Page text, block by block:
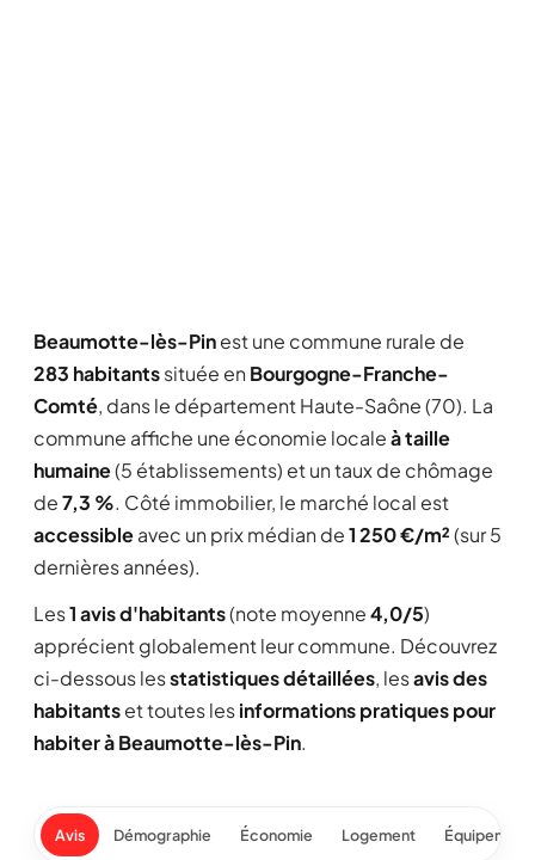
Beaumotte-lès-Pinest une commune rurale de
283 habitantssituée en Bourgogne-Franche-
Comté, dans le département Haute-Saône (70). La
commune affiche une économie localeà taille
humaine(5 établissements) et un taux de chômage
de7,3 %. Côté immobilier, le marché local est
accessibleavec un prix médian de1 250 €/m²(sur 5
dernières années).
Les1 avis d'habitants(note moyenne4,0/5)
apprécient globalement leur commune. Découvrez
ci-dessous lesstatistiques détaillées, lesavis des
habitantset toutes lesinformations pratiques pour
habiter à Beaumotte-lès-Pin.
Avis Démographie Économie Logement